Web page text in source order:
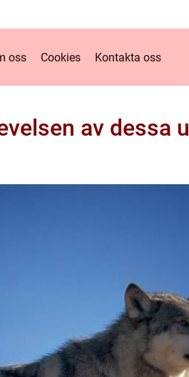
oss Cookies Kontakta oss
av dessa